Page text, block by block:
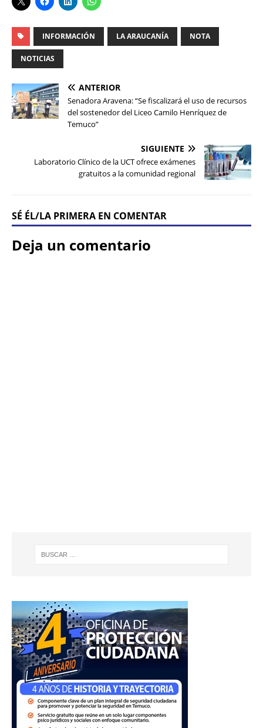
INFORMACIÓN LA ARAUCANÍA NOTA
NOTICIAS
ANTERIOR
Senadora Aravena: “Se fiscalizará el uso de recursos
del sostenedor del Liceo Camilo Henríquez de
Temuco”
SIGUIENTE
Laboratorio Clínico de la UCT ofrece exámenes
gratuitos a la comunidad regional
SÉ ÉL/LA PRIMERA EN COMENTAR
Deja un comentario